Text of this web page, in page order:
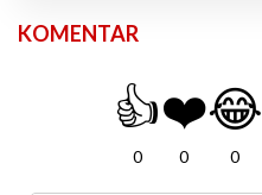
KOMENTAR
👍
0
❤️
0
😂
0